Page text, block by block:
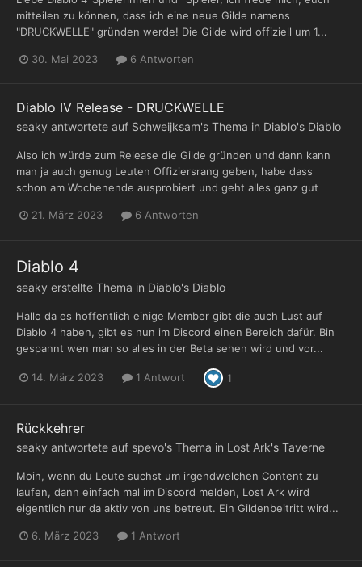
mitteilen zu können, dass ich eine neue Gilde namens
"DRUCKWELLE" gründen werde! Die Gilde wird offiziell um 1...
30. Mai 2023 6 Antworten
Diablo IV Release - DRUCKWELLE
seaky antwortete auf Schweijksam's Thema in Diablo's Diablo
Also ich würde zum Release die Gilde gründen und dann kann
man ja auch genug Leuten Offiziersrang geben, habe dass
schon am Wochenende ausprobiert und geht alles ganz gut
21. März 2023 6 Antworten
Diablo 4
seaky erstellte Thema in Diablo's Diablo
Hallo da es hoffentlich einige Member gibt die auch Lust auf
Diablo 4 haben, gibt es nun im Discord einen Bereich dafür. Bin
gespannt wen man so alles in der Beta sehen wird und vor...
14. März 2023 1 Antwort 1
Rückkehrer
seaky antwortete auf spevo's Thema in Lost Ark's Taverne
Moin, wenn du Leute suchst um irgendwelchen Content zu
laufen, dann einfach mal im Discord melden, Lost Ark wird
eigentlich nur da aktiv von uns betreut. Ein Gildenbeitritt wird...
6. März 2023 1 Antwort